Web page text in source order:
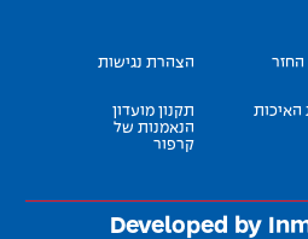
החזר
הצהרת נגישות
האיכות
תקנון מועדון
הנאמנות של
קרפור
Developed by